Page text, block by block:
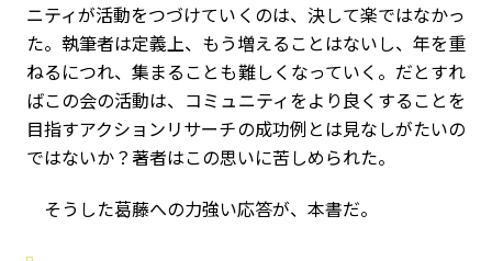
ニティが活動をつづけていくのは、決して楽ではなかっ
た。執筆者は定義上、もう増えることはないし、年を重
ねるにつれ、集まることも難しくなっていく。だとすれ
ばこの会の活動は、コミュニティをより良くすることを
目指すアクションリサーチの成功例とは見なしがたいの
ではないか？著者はこの思いに苦しめられた。
そうした葛藤への力強い応答が、本書だ。